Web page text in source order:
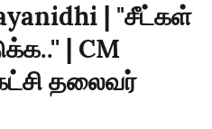
| "சீட்கள்
| CM
தலைவர்